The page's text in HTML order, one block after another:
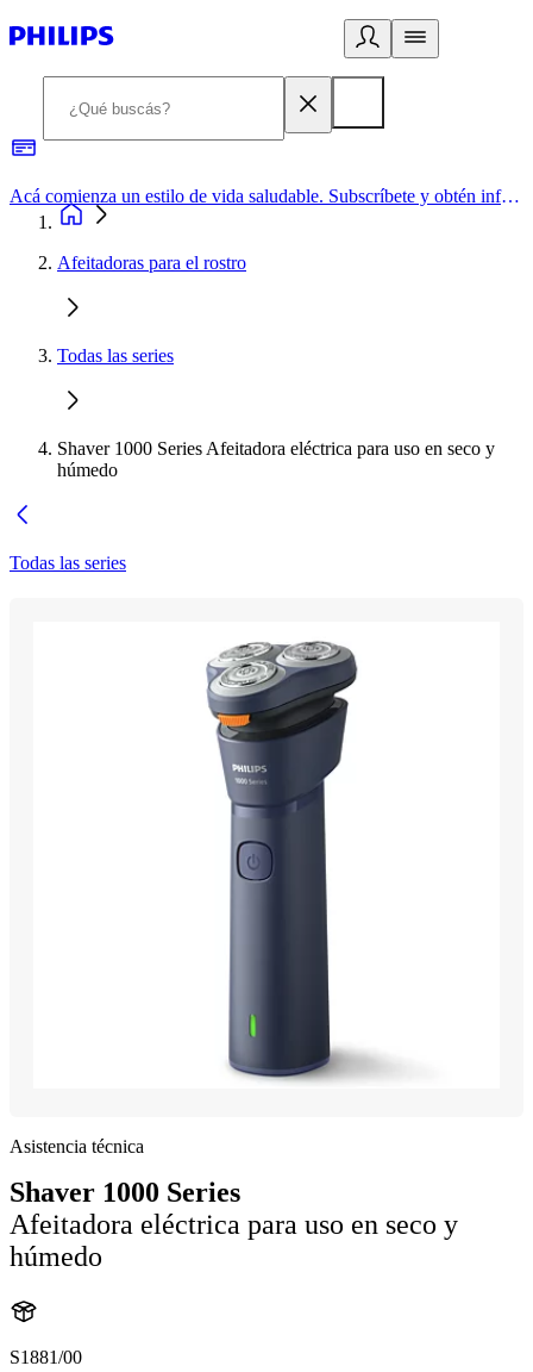
Acá comienza un estilo de vida saludable. Subscríbete y obtén información de primera mano
Afeitadoras para el rostro
Todas las series
Shaver 1000 Series Afeitadora eléctrica para uso en seco y
húmedo
Todas las series
Asistencia técnica
Shaver 1000 Series
Afeitadora eléctrica para uso en seco y
húmedo
S1881/00